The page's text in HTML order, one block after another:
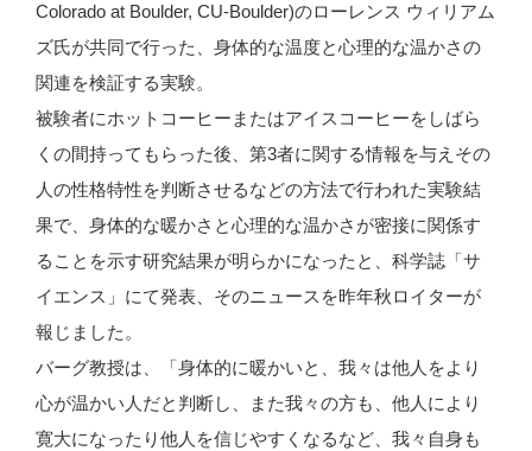
Colorado at Boulder, CU-Boulder)のローレンス ウィリアム
ズ氏が共同で行った、身体的な温度と心理的な温かさの
関連を検証する実験。
被験者にホットコーヒーまたはアイスコーヒーをしばら
くの間持ってもらった後、第3者に関する情報を与えその
人の性格特性を判断させるなどの方法で行われた実験結
果で、身体的な暖かさと心理的な温かさが密接に関係す
ることを示す研究結果が明らかになったと、科学誌「サ
イエンス」にて発表、そのニュースを昨年秋ロイターが
報じました。
バーグ教授は、「身体的に暖かいと、我々は他人をより
心が温かい人だと判断し、また我々の方も、他人により
寛大になったり他人を信じやすくなるなど、我々自身も